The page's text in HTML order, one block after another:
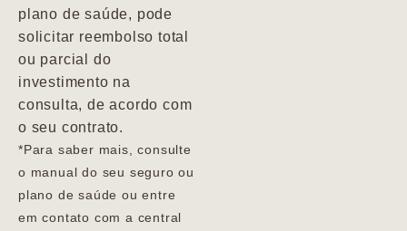
plano de saúde, pode
solicitar reembolso total
ou parcial do
investimento na
consulta, de acordo com
o seu contrato.
*Para saber mais, consulte
o manual do seu seguro ou
plano de saúde ou entre
em contato com a central